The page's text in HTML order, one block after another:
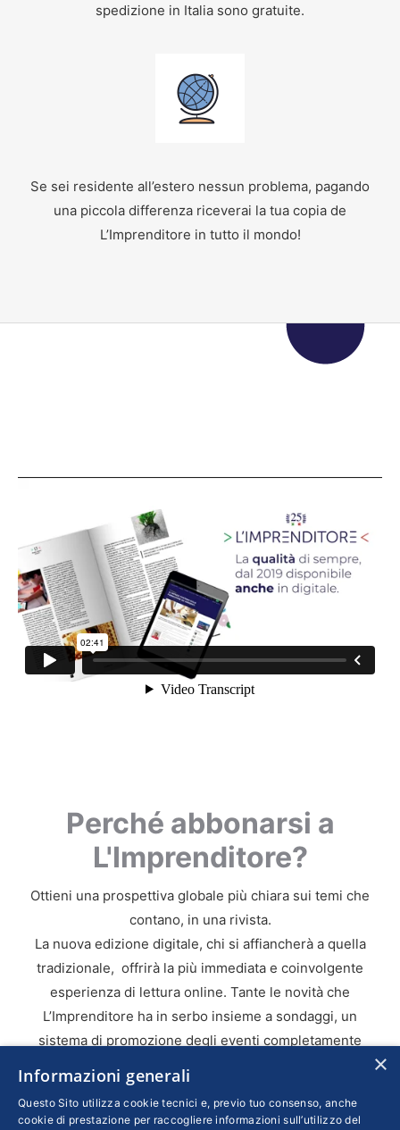
spedizione in Italia sono gratuite.
Se sei residente all’estero nessun problema, pagando
una piccola differenza riceverai la tua copia de
L’Imprenditore in tutto il mondo!
Perché abbonarsi a
L'Imprenditore?
Ottieni una prospettiva globale più chiara sui temi che
contano, in una rivista.
La nuova edizione digitale, chi si affiancherà a quella
tradizionale, offrirà la più immediata e coinvolgente
esperienza di lettura online. Tante le novità che
L’Imprenditore ha in serbo insieme a sondaggi, un
sistema di promozione degli eventi completamente
gestione più semplice delle sottoscrizioni.
×
Informazioni generali
Questo Sito utilizza cookie tecnici e, previo tuo consenso, anche
cookie di prestazione per raccogliere informazioni sull’utilizzo del